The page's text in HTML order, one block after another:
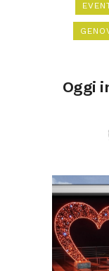
Oggi